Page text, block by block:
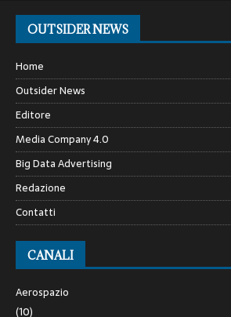
OUTSIDER NEWS
Home
Outsider News
Editore
Media Company 4.0
Big Data Advertising
Redazione
Contatti
CANALI
Aerospazio
(10)